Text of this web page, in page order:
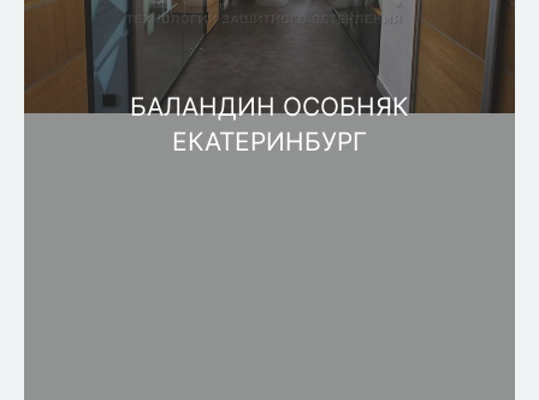
БАЛАНДИН ОСОБНЯК
ЕКАТЕРИНБУРГ